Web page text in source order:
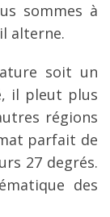
sommes à
alterne.
soit un
il pleut plus
régions
parfait de
27 degrés.
des